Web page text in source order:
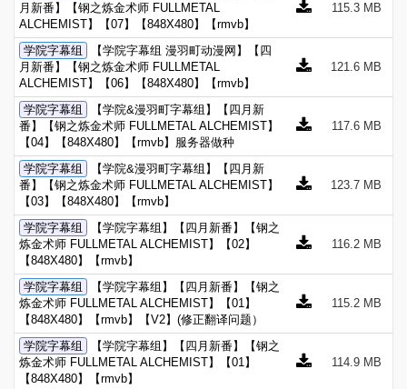
月新番】【钢之炼金术师 FULLMETAL
ALCHEMIST】【07】【848X480】【rmvb】
115.3 MB
学院字幕组
【学院字幕组 漫羽町动漫网】【四
月新番】【钢之炼金术师 FULLMETAL
ALCHEMIST】【06】【848X480】【rmvb】
121.6 MB
学院字幕组
【学院&漫羽町字幕组】【四月新
番】【钢之炼金术师 FULLMETAL ALCHEMIST】
【04】【848X480】【rmvb】服务器做种
117.6 MB
学院字幕组
【学院&漫羽町字幕组】【四月新
番】【钢之炼金术师 FULLMETAL ALCHEMIST】
【03】【848X480】【rmvb】
123.7 MB
学院字幕组
【学院字幕组】【四月新番】【钢之
炼金术师 FULLMETAL ALCHEMIST】【02】
【848X480】【rmvb】
116.2 MB
学院字幕组
【学院字幕组】【四月新番】【钢之
炼金术师 FULLMETAL ALCHEMIST】【01】
【848X480】【rmvb】【V2】(修正翻译问题）
115.2 MB
学院字幕组
【学院字幕组】【四月新番】【钢之
炼金术师 FULLMETAL ALCHEMIST】【01】
【848X480】【rmvb】
114.9 MB